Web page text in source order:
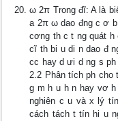
ω 2π Trong đĩ: A là
a 2π ω dao đng c ơ
cơng th c t ng quát
cĩ th bi u di n dao đ
cc hay d ưi d ng s
2.2 Phân tích ph cho
g m h u h n hay vơ
nghiên c u và x lý
cách tách t tín hi u